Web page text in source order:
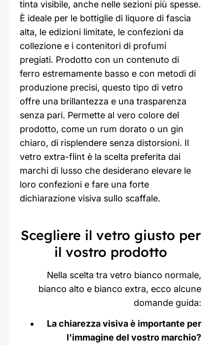
tinta visibile, anche nelle sezioni più spesse.
È ideale per le bottiglie di liquore di fascia
alta, le edizioni limitate, le confezioni da
collezione e i contenitori di profumi
pregiati. Prodotto con un contenuto di
ferro estremamente basso e con metodi di
produzione precisi, questo tipo di vetro
offre una brillantezza e una trasparenza
senza pari. Permette al vero colore del
prodotto, come un rum dorato o un gin
chiaro, di risplendere senza distorsioni. Il
vetro extra-flint è la scelta preferita dai
marchi di lusso che desiderano elevare le
loro confezioni e fare una forte
dichiarazione visiva sullo scaffale.
Scegliere il vetro giusto per
il vostro prodotto
Nella scelta tra vetro bianco normale,
bianco alto e bianco extra, ecco alcune
domande guida:
La chiarezza visiva è importante per
l'immagine del vostro marchio?